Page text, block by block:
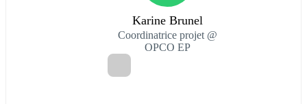
Karine Brunel
Coordinatrice projet @
OPCO EP